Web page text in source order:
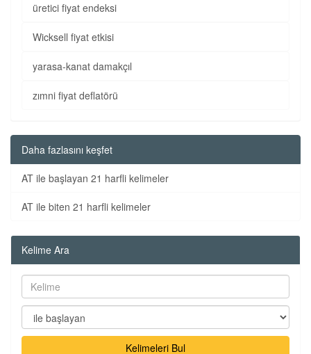
üretici fiyat endeksi
Wicksell fiyat etkisi
yarasa-kanat damakçıl
zımni fiyat deflatörü
Daha fazlasını keşfet
AT ile başlayan 21 harfli kelimeler
AT ile biten 21 harfli kelimeler
Kelime Ara
Kelimeleri Bul